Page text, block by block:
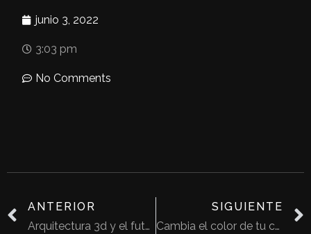
junio 3, 2022
3:03 pm
No Comments
ANTERIOR
Arquitectura 3d y el futuro de la construcción
SIGUIENTE
Cambia el color de tu casa y dale un nuevo look